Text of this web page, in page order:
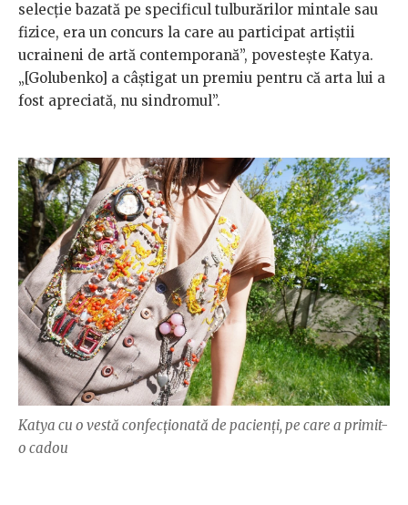
selecție bazată pe specificul tulburărilor mintale sau
fizice, era un concurs la care au participat artiștii
ucraineni de artă contemporană”, povestește Katya.
„[Golubenko] a câștigat un premiu pentru că arta lui a
fost apreciată, nu sindromul”.
Katya cu o vestă confecționată de pacienți, pe care a primit-
o cadou